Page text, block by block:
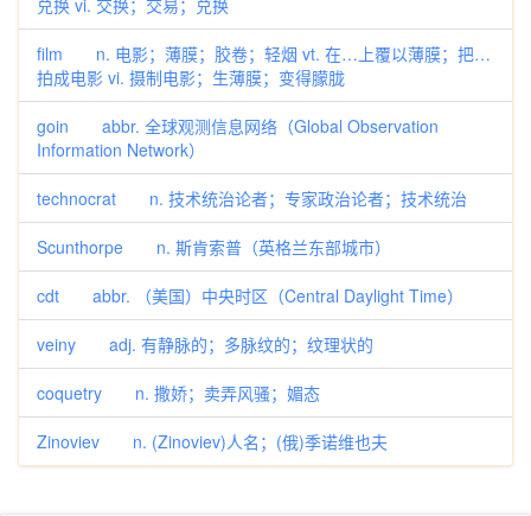
兑换 vi. 交换；交易；兑换
film n. 电影；薄膜；胶卷；轻烟 vt. 在…上覆以薄膜；把…
拍成电影 vi. 摄制电影；生薄膜；变得朦胧
goin abbr. 全球观测信息网络（Global Observation
Information Network）
technocrat n. 技术统治论者；专家政治论者；技术统治
Scunthorpe n. 斯肯索普（英格兰东部城市）
cdt abbr. （美国）中央时区（Central Daylight Time）
veiny adj. 有静脉的；多脉纹的；纹理状的
coquetry n. 撒娇；卖弄风骚；媚态
Zinoviev n. (Zinoviev)人名；(俄)季诺维也夫